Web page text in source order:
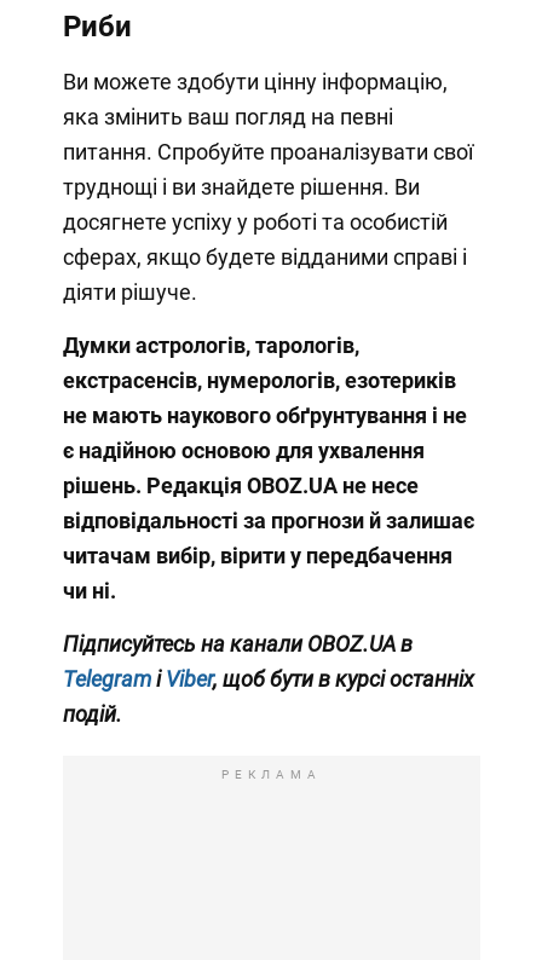
Риби
Ви можете здобути цінну інформацію,
яка змінить ваш погляд на певні
питання. Спробуйте проаналізувати свої
труднощі і ви знайдете рішення. Ви
досягнете успіху у роботі та особистій
сферах, якщо будете відданими справі і
діяти рішуче.
Думки астрологів, тарологів,
екстрасенсів, нумерологів, езотериків
не мають наукового обґрунтування і не
є надійною основою для ухвалення
рішень. Редакція OBOZ.UA не несе
відповідальності за прогнози й залишає
читачам вибір, вірити у передбачення
чи ні.
Підписуйтесь на канали OBOZ.UA в
TelegramіViber, щоб бути в курсі останніх
подій.
РЕКЛАМА